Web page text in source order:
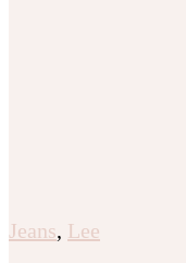
Jeans, Lee